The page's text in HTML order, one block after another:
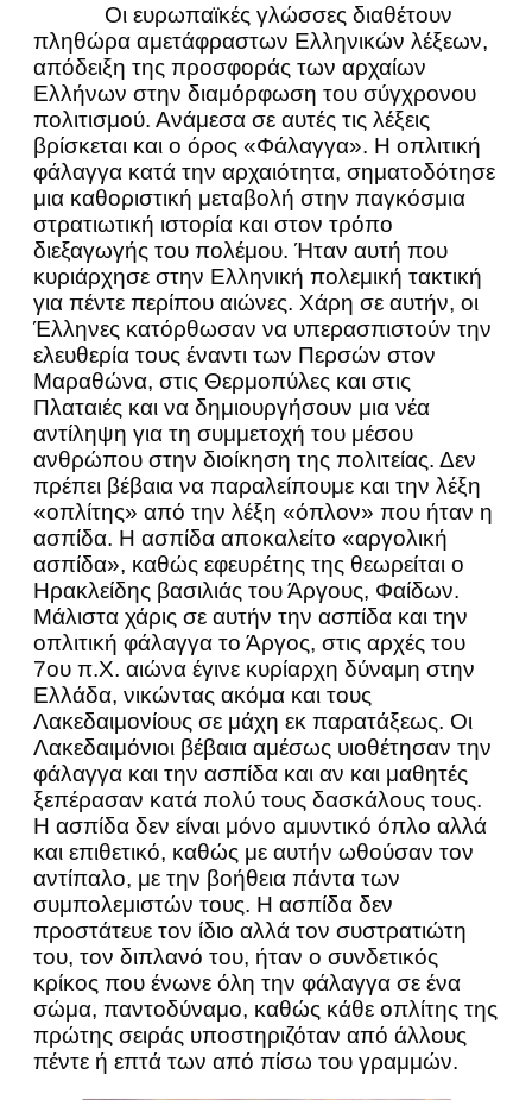
Οι ευρωπαϊκές γλώσσες διαθέτουν
πληθώρα αμετάφραστων Ελληνικών λέξεων,
απόδειξη της προσφοράς των αρχαίων
Ελλήνων στην διαμόρφωση του σύγχρονου
πολιτισμού. Ανάμεσα σε αυτές τις λέξεις
βρίσκεται και ο όρος «Φάλαγγα». Η οπλιτική
φάλαγγα κατά την αρχαιότητα, σηματοδότησε
μια καθοριστική μεταβολή στην παγκόσμια
στρατιωτική ιστορία και στον τρόπο
διεξαγωγής του πολέμου. Ήταν αυτή που
κυριάρχησε στην Ελληνική πολεμική τακτική
για πέντε περίπου αιώνες. Χάρη σε αυτήν, οι
Έλληνες κατόρθωσαν να υπερασπιστούν την
ελευθερία τους έναντι των Περσών στον
Μαραθώνα, στις Θερμοπύλες και στις
Πλαταιές και να δημιουργήσουν μια νέα
αντίληψη για τη συμμετοχή του μέσου
ανθρώπου στην διοίκηση της πολιτείας. Δεν
πρέπει βέβαια να παραλείπουμε και την λέξη
«οπλίτης» από την λέξη «όπλον» που ήταν η
ασπίδα. Η ασπίδα αποκαλείτο «αργολική
ασπίδα», καθώς εφευρέτης της θεωρείται ο
Ηρακλείδης βασιλιάς του Άργους, Φαίδων.
Μάλιστα χάρις σε αυτήν την ασπίδα και την
οπλιτική φάλαγγα το Άργος, στις αρχές του
7ου π.Χ. αιώνα έγινε κυρίαρχη δύναμη στην
Ελλάδα, νικώντας ακόμα και τους
Λακεδαιμονίους σε μάχη εκ παρατάξεως. Οι
Λακεδαιμόνιοι βέβαια αμέσως υιοθέτησαν την
φάλαγγα και την ασπίδα και αν και μαθητές
ξεπέρασαν κατά πολύ τους δασκάλους τους.
Η ασπίδα δεν είναι μόνο αμυντικό όπλο αλλά
και επιθετικό, καθώς με αυτήν ωθούσαν τον
αντίπαλο, με την βοήθεια πάντα των
συμπολεμιστών τους. Η ασπίδα δεν
προστάτευε τον ίδιο αλλά τον συστρατιώτη
του, τον διπλανό του, ήταν ο συνδετικός
κρίκος που ένωνε όλη την φάλαγγα σε ένα
σώμα, παντοδύναμο, καθώς κάθε οπλίτης της
πρώτης σειράς υποστηριζόταν από άλλους
πέντε ή επτά των από πίσω του γραμμών.